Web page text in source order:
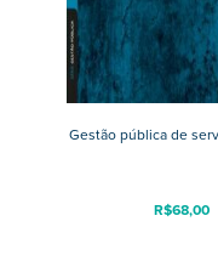
Gestão pública de
R$68,00